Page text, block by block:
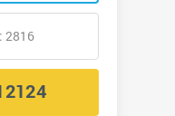
2816